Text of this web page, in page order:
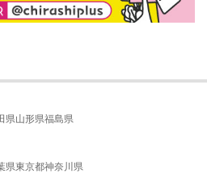
県山形県福島県
県東京都神奈川県